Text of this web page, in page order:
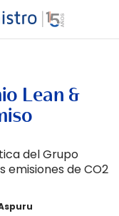
Lean &
del Grupo
emisiones de CO2